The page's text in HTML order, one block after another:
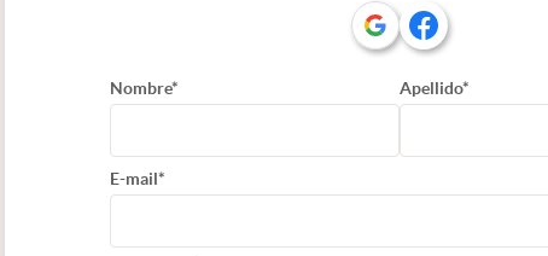
Nombre* Apellido*
E-mail*